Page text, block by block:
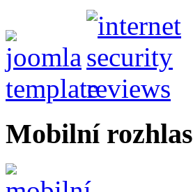
Mobilní rozhlas